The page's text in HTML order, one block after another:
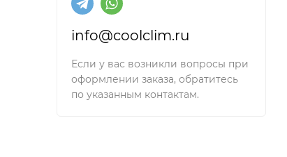
info@coolclim.ru
Если у вас возникли вопросы при
оформлении заказа, обратитесь
по указанным контактам.